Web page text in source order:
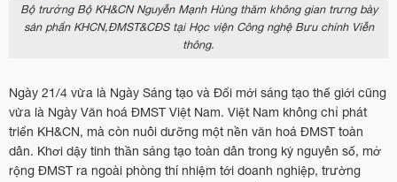
Bộ trưởng Bộ KH&CN Nguyễn Mạnh Hùng thăm không gian trưng bày
sản phẩn KHCN,ĐMST&CĐS tại Học viện Công nghệ Bưu chính Viễn
thông.
Ngày 21/4 vừa là Ngày Sáng tạo và Đổi mới sáng tạo thế giới cũng
vừa là Ngày Văn hoá ĐMST Việt Nam. Việt Nam không chỉ phát
triển KH&CN, mà còn nuôi dưỡng một nền văn hoá ĐMST toàn
dân. Khơi dậy tinh thần sáng tạo toàn dân trong kỷ nguyên số, mở
rộng ĐMST ra ngoài phòng thí nhiệm tới doanh nghiệp, trường